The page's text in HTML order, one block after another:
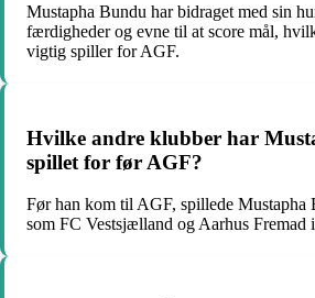
Mustapha Bundu har bidraget med sin
færdigheder og evne til at score mål,
vigtig spiller for AGF.
Hvilke andre klubber har
spillet for før AGF?
Før han kom til AGF, spillede Mustapha
som FC Vestsjælland og Aarhus Fremad